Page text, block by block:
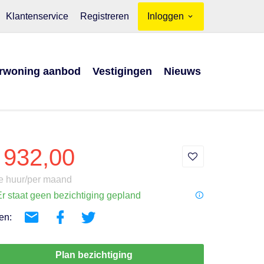
Klantenservice Registreren Inloggen
aanbod Vestigingen Nieuws
huur/per maand
staat geen bezichtiging gepland
Plan bezichtiging